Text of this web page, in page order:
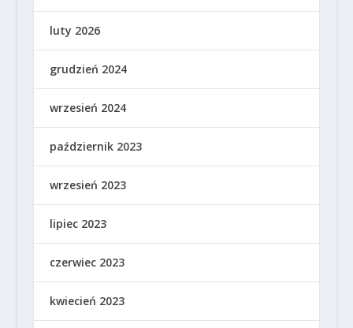
luty 2026
grudzień 2024
wrzesień 2024
październik 2023
wrzesień 2023
lipiec 2023
czerwiec 2023
kwiecień 2023